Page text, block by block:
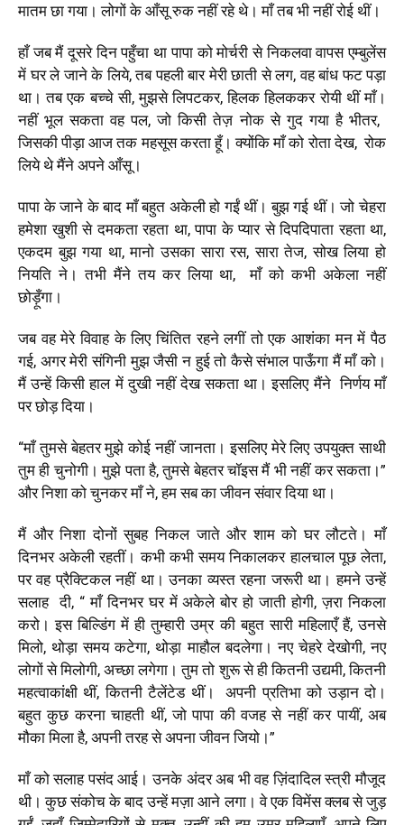
मातम छा गया। लोगों के आँसू रुक नहीं रहे थे। माँ तब भी नहीं रोई थीं।
हाँजब मैं दूसरे दिन पहुँचा था पापा को मोर्चरी से निकलवा वापस एम्बुलेंस
में घर ले जाने के लिये, तब पहली बार मेरी छाती से लग, वह बांध फट पड़ा
था। तब एकबच्चे सी, मुझसे लिपटकर, हिलक हिलककर रोयी थीं माँ।
नहीं भूल सकता वह पल, जो किसी तेज़ नोक से गुद गया है भीतर,
जिसकी पीड़ा आज तक महसूस करता हूँ। क्योंकि माँ को रोता देख, रोक
लिये थे मैंने अपने आँसू।
पापा के जाने के बाद माँ बहुत अकेली हो गईं थीं। बुझ गई थीं। जो चेहरा
हमेशा खुशी से दमकता रहता था,पापा के प्यार से दिपदिपाता रहता था,
एकदम बुझ गया था,मानो उसका सारा रस, सारा तेज, सोख लिया हो
नियति ने। तभी मैंने तय कर लिया था, माँ को कभी अकेला नहीं
छोड़ूँगा।
जब वह मेरे विवाह के लिए चिंतित रहने लगीं तो एक आशंका मन में पैठ
गई, अगर मेरी संगिनी मुझ जैसी न हुई तो कैसे संभाल पाऊँगा मैं माँ को।
मैं उन्हें किसी हाल में दुखी नहीं देख सकता था। इसलिए मैंने निर्णय माँ
पर छोड़ दिया।
“माँ तुमसे बेहतर मुझे कोई नहीं जानता। इसलिए मेरे लिए उपयुक्त साथी
तुम ही चुनोगी। मुझे पता है, तुमसे बेहतर चॉइस मैं भी नहीं कर सकता।”
और निशा को चुनकर माँ ने, हम सब का जीवन संवार दिया था।
मैं और निशा दोनों सुबह निकल जाते और शाम को घर लौटते। माँ
दिनभर अकेली रहतीं। कभी कभी समय निकालकर हालचाल पूछ लेता,
पर वह प्रैक्टिकल नहीं था। उनका व्यस्त रहना जरूरी था। हमने उन्हें
सलाह दी, “ माँ दिनभर घर में अकेले बोर हो जाती होगी, ज़रा निकला
करो। इस बिल्डिंग में ही तुम्हारी उम्र की बहुत सारी महिलाएँ हैं, उनसे
मिलो, थोड़ा समय कटेगा, थोड़ा माहौल बदलेगा। नए चेहरे देखोगी, नए
लोगों से मिलोगी, अच्छा लगेगा। तुम तो शुरू से ही कितनी उद्यमी, कितनी
महत्वाकांक्षी थीं, कितनी टैलेंटेड थीं। अपनी प्रतिभा को उड़ान दो।
बहुत कुछ करना चाहती थीं, जो पापा की वजह से नहीं कर पायीं, अब
मौका मिला है, अपनी तरह से अपना जीवन जियो।”
माँ को सलाह पसंद आई। उनके अंदर अब भी वह ज़िंदादिल स्त्री मौजूद
थी। कुछ संकोच के बाद उन्हें मज़ा आने लगा। वे एक विमेंस क्लब से जुड़